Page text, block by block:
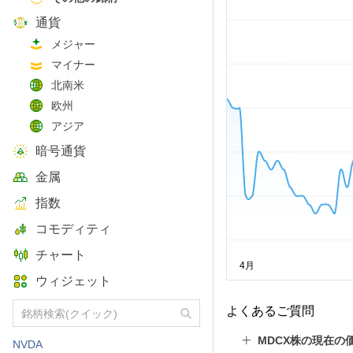
通貨
メジャー
マイナー
北南米
欧州
アジア
暗号通貨
金属
指数
コモディティ
チャート
ウィジェット
NVDA
よくあるご質問
MDCX株の現在の